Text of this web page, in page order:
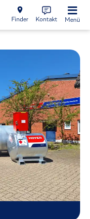
Finder Kontakt Menü